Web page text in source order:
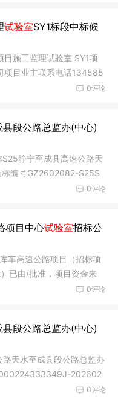
试验室SY1标段中标候
施工监理试验室 SY1项
项目业主联系电话134585
0评论
段公路总监办(中心)
静宁至成县高速公路天
标编号GZ2602082-S25S
0评论
项目中心试验室招标公
车高速公路项目（招标项
已由/批准，项目资金来
0评论
段公路总监办(中心)
天水至成县段公路总监办
202602
0评论